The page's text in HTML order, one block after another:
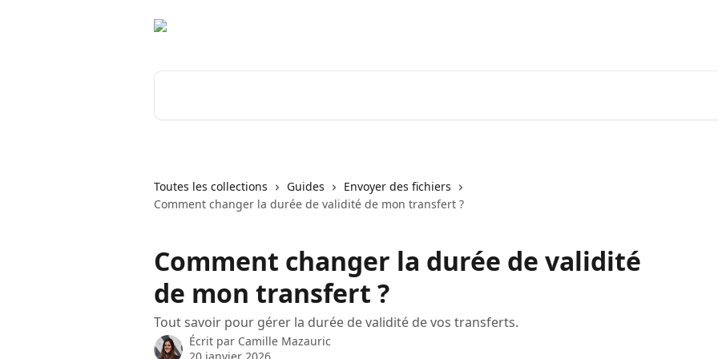
Toutes les collections Guides
Envoyer des fichiers
Comment changer la durée de validité de mon transfert ?
Comment changer la durée de validité
de mon transfert ?
Tout savoir pour gérer la durée de validité de vos transferts.
Écrit par Camille Mazauric